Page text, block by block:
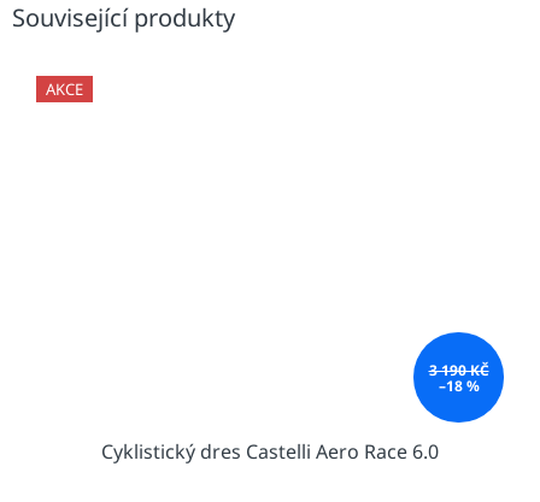
Související produkty
AKCE
3 190 KČ
–18 %
Cyklistický dres Castelli Aero Race 6.0